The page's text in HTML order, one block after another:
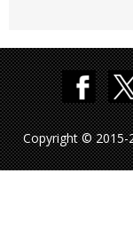
Copyright © 2015-